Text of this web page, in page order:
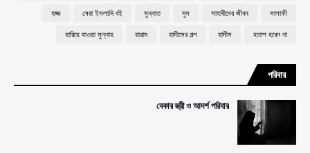
সালাফী
সাহাবীদের জীবন
সুদ
সুন্নাত
সেরা ইসলামি বই
হজ্জ
হতাশ হবেন না
হাদীস
হাদীসের গল্প
হারাম
হারিয়ে যাওয়া সুন্নাহ
পরিবার
বেকার স্ত্রী ও আদর্শ পরিবার